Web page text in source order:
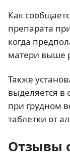
Как
препарата
когда
матери выше
Также
выделяется в
при грудном
таблетки от
Отзывы